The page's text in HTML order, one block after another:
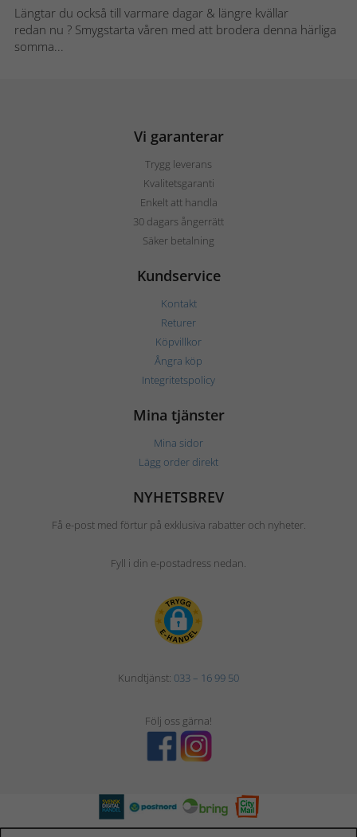
Längtar du också till varmare dagar & längre kvällar
redan nu ? Smygstarta våren med att brodera denna härliga
somma...
Vi garanterar
Trygg leverans
Kvalitetsgaranti
Enkelt att handla
30 dagars ångerrätt
Säker betalning
Kundservice
Kontakt
Returer
Köpvillkor
Ångra köp
Integritetspolicy
Mina tjänster
Mina sidor
Lägg order direkt
NYHETSBREV
Få e-post med förtur på exklusiva rabatter och nyheter.
Fyll i din e-postadress nedan.
Kundtjänst: 033 – 16 99 50
Följ oss gärna!